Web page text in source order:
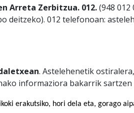
Arreta Zerbitzua. 012.(948
deitzeko). 012 telefonoan:
. Astelehenetik
informaziora bakarrik sartzen
erakutsiko, hori dela eta, gorago